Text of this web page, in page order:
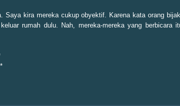
Saya kira mereka cukup obyektif. Karena kata orang
rumah dulu. Nah, mereka-mereka yang berbicara